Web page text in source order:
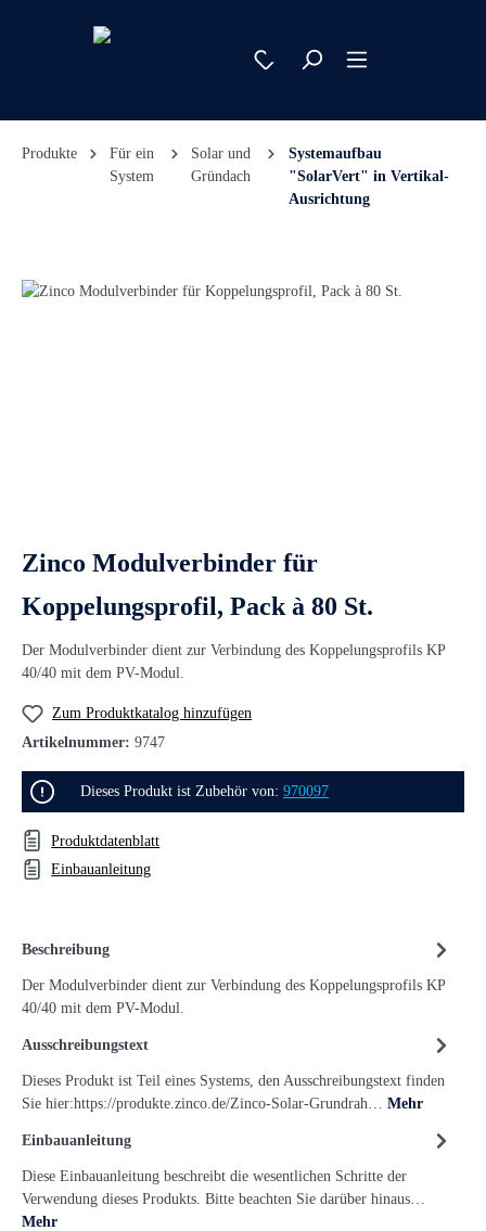
Produkte
Für ein
System
Solar und
Gründach
Systemaufbau
"SolarVert" in Vertikal-
Ausrichtung
Zinco Modulverbinder für
Koppelungsprofil, Pack à 80 St.
Der Modulverbinder dient zur Verbindung des Koppelungsprofils KP
40/40 mit dem PV-Modul.
Zum Produktkatalog hinzufügen
Artikelnummer: 9747
Dieses Produkt ist Zubehör von: 970097
Produktdatenblatt
Einbauanleitung
Beschreibung
Der Modulverbinder dient zur Verbindung des Koppelungsprofils KP
40/40 mit dem PV-Modul.
Ausschreibungstext
Dieses Produkt ist Teil eines Systems, den Ausschreibungstext finden
Sie hier:https://produkte.zinco.de/Zinco-Solar-Grundrah… Mehr
Einbauanleitung
Diese Einbauanleitung beschreibt die wesentlichen Schritte der
Verwendung dieses Produkts. Bitte beachten Sie darüber hinaus…
Mehr